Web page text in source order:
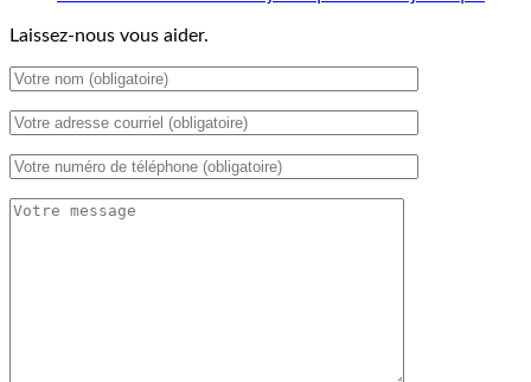
Laissez-nous vous aider.